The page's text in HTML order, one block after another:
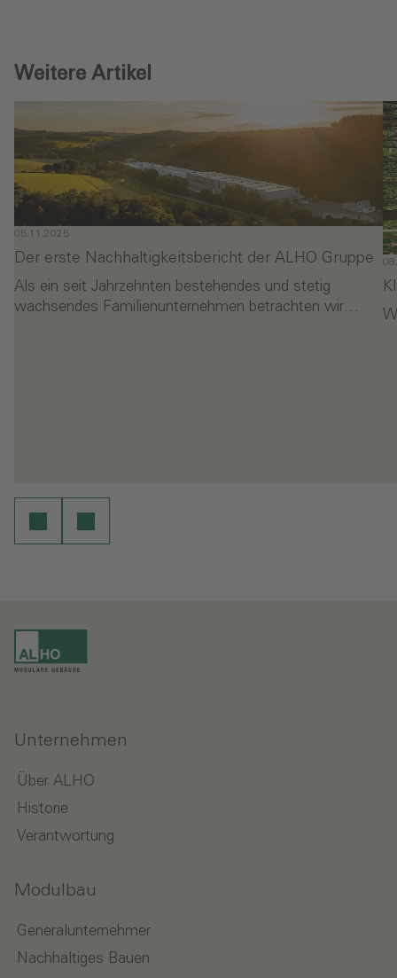
Weitere Artikel
05.11.2025
Der erste Nachhaltigkeitsbericht der ALHO Gruppe
Als ein seit Jahrzehnten bestehendes und stetig
wachsendes Familienunternehmen betrachten wir…
Unternehmen
Über ALHO
Historie
Verantwortung
Modulbau
Generalunternehmer
Nachhaltiges Bauen